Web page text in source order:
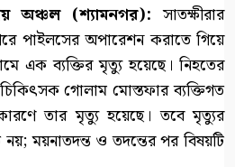
অঞ্চল (শ্যামনগর): সাতক্ষীরার
পাইলসের অপারেশন করাতে গিয়ে
এক ব্যক্তির মৃত্যু হয়েছে। নিহতের
গোলাম মোস্তফার ব্যক্তিগত
তার মৃত্যু হয়েছে। তবে মৃত্যুর
ময়নাতদন্ত ও তদন্তের পর বিষয়টি